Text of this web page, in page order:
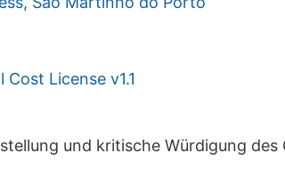
License v1.1
und kritische Würdigung